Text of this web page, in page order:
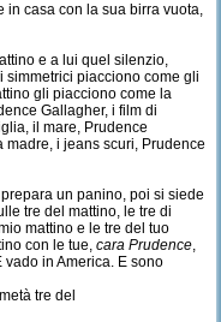
in casa con la sua birra vuota,
e a lui quel silenzio,
piacciono come gli
gli piacciono come la
Gallagher, i film di
il mare, Prudence
madre, i jeans scuri, Prudence
un panino, poi si siede
tre del mattino, le tre di
mattino e le tre del tuo
con le tue, cara Prudence,
in America. E sono
tre del